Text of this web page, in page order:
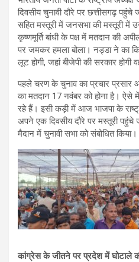
दिवसीय चुनावी दौरे पर छत्तीसगढ़ पहुंचे
सहित मस्तूरी में जनसभा की मस्तूरी में
कृष्णमूर्ति बांधी के पक्ष में मतदान की
पर जमकर हमला बोला। नड्डा ने का कि
लूट होगी, जहां बीजेपी की सरकार होगी
पहले चरण के चुनाव का प्रचार
का मतदान 17 नवंबर को होना है। ऐसे
रहे हैं। इसी कड़ी में आज भाजपा के
अपने एक दिवसीय दौरे पर मस्तूरी पहुंचे
मैदान में चुनावी सभा को संबोधित किया।
कांग्रेस के जीतने पर प्रदेश में घोटाले